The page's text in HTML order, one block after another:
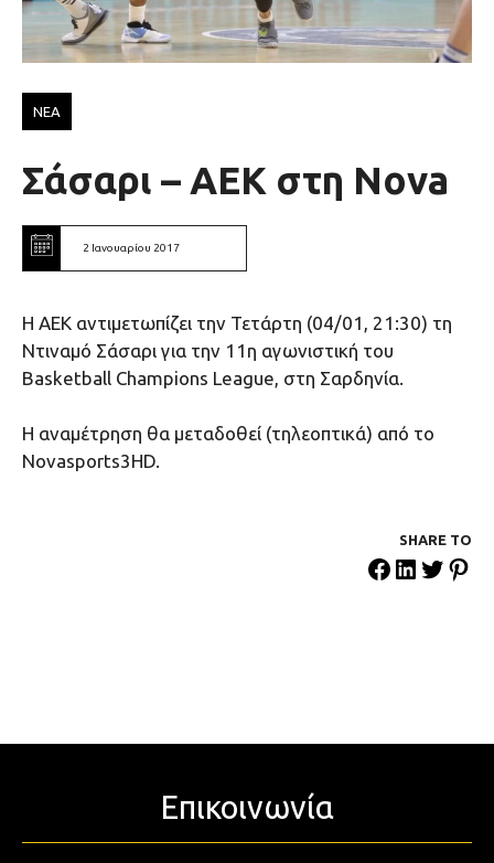
ΝΕΑ
Σάσαρι – ΑΕΚ στη Nova
2 Ιανουαρίου 2017
Η ΑΕΚ αντιμετωπίζει την Τετάρτη (04/01, 21:30) τη
Ντιναμό Σάσαρι για την 11η αγωνιστική του
Basketball Champions League, στη Σαρδηνία.
Η αναμέτρηση θα μεταδοθεί (τηλεοπτικά) από το
Novasports3HD.
SHARE ΤΟ
Επικοινωνία